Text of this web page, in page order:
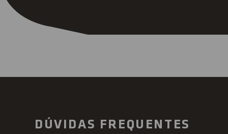
DÚVIDAS FREQUENTES